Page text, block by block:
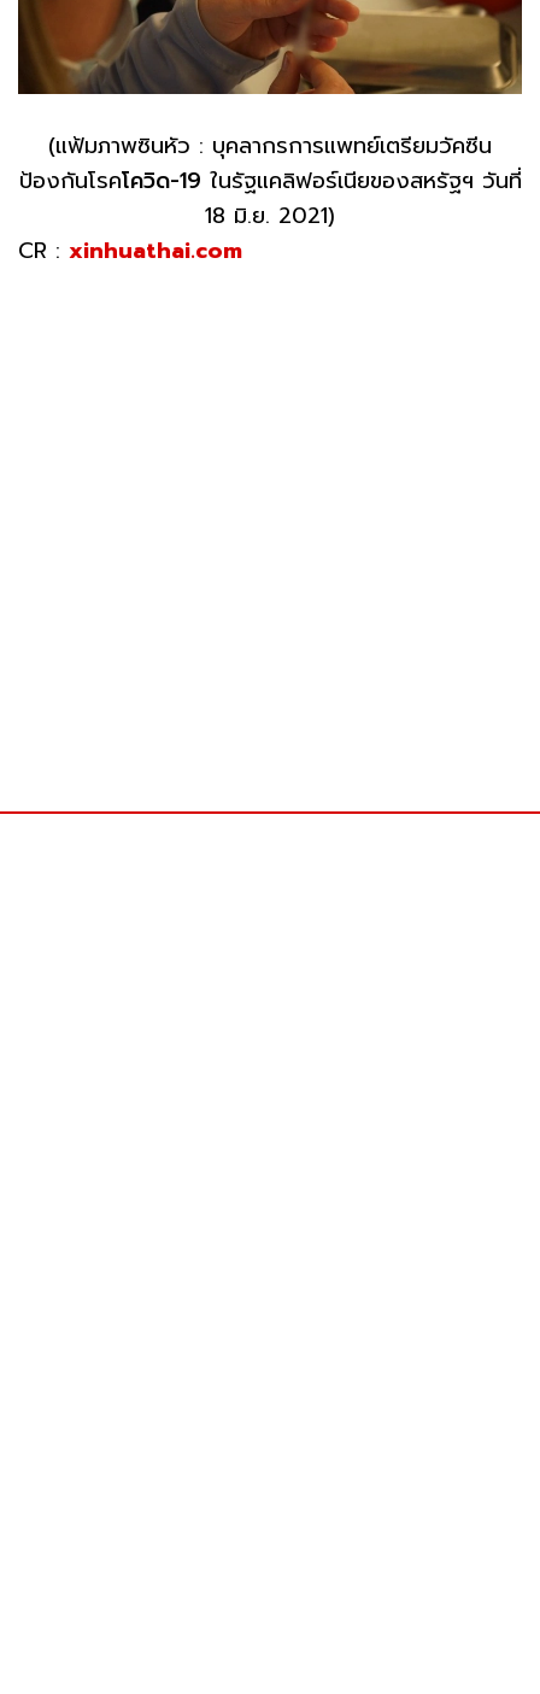
(แฟ้มภาพซินหัว : บุคลากรการแพทย์เตรียมวัคซีน
ป้องกันโรคโควิด-19 ในรัฐแคลิฟอร์เนียของสหรัฐฯ วันที่
18 มิ.ย. 2021)
CR : xinhuathai.com